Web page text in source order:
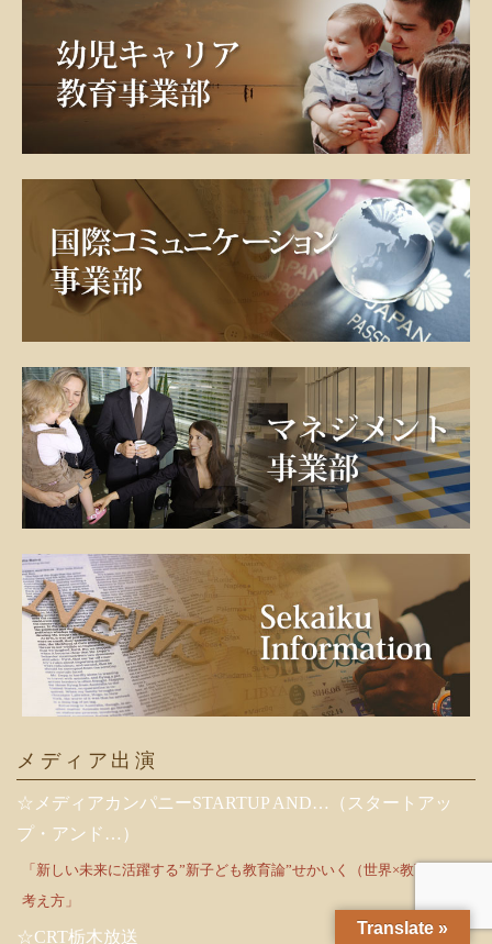
メディア出演
☆メディアカンパニーSTARTUP AND…（スタートアッ
プ・アンド…）
「新しい未来に活躍する”新子ども教育論”せかいく（世界×教育）の
考え方」
☆CRT栃木放送 Translate »